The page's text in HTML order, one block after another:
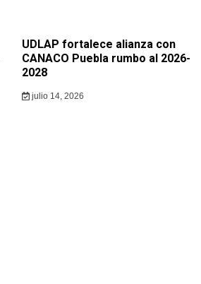
UDLAP fortalece alianza con
CANACO Puebla rumbo al 2026-
2028
julio 14, 2026